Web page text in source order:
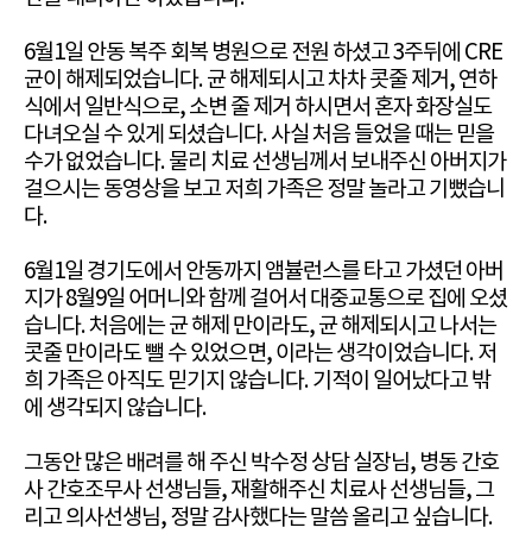
6월1일 안동 복주 회복 병원으로 전원 하셨고 3주뒤에 CRE
균이 해제되었습니다. 균 해제되시고 차차 콧줄 제거, 연하
식에서 일반식으로, 소변 줄 제거 하시면서 혼자 화장실도
다녀오실 수 있게 되셨습니다. 사실 처음 들었을 때는 믿을
수가 없었습니다. 물리 치료 선생님께서 보내주신 아버지가
걸으시는 동영상을 보고 저희 가족은 정말 놀라고 기뻤습니
다.
6월1일 경기도에서 안동까지 앰뷸런스를 타고 가셨던 아버
지가 8월9일 어머니와 함께 걸어서 대중교통으로 집에 오셨
습니다. 처음에는 균 해제 만이라도, 균 해제되시고 나서는
콧줄 만이라도 뺄 수 있었으면, 이라는 생각이었습니다. 저
희 가족은 아직도 믿기지 않습니다. 기적이 일어났다고 밖
에 생각되지 않습니다.
그동안 많은 배려를 해 주신 박수정 상담 실장님, 병동 간호
사 간호조무사 선생님들, 재활해주신 치료사 선생님들, 그
리고 의사선생님, 정말 감사했다는 말씀 올리고 싶습니다.